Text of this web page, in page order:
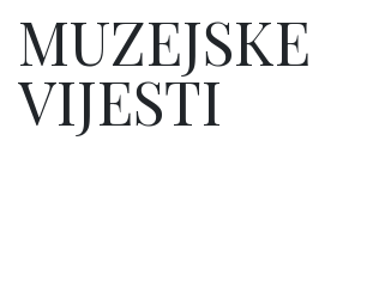
MUZEJSKE
VIJESTI